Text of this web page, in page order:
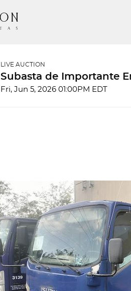
LIVE AUCTION
Subasta de Importante
Fri, Jun 5, 2026 01:00PM EDT